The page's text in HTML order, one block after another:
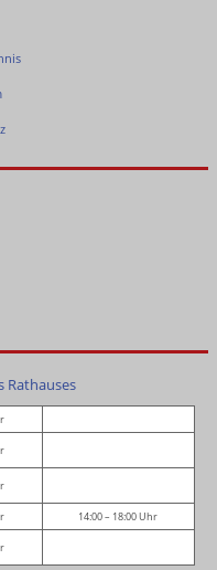
Rathauses
14:00 – 18:00 Uhr